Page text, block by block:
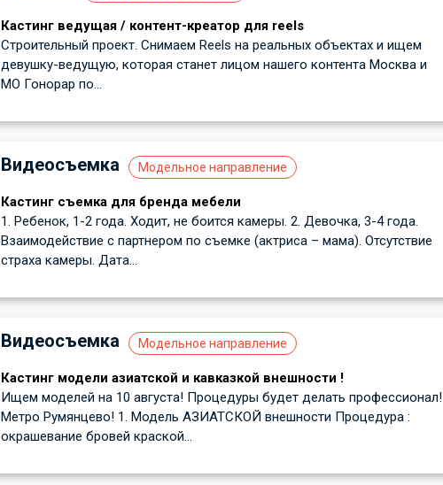
Кастинг ведущая / контент-креатор для reels
Строительный проект. Снимаем Reels на реальных объектах и ищем
девушку-ведущую, которая станет лицом нашего контента Москва и
МО Гонорар по...
Видеосъемка Модельное направление
Кастинг съемка для бренда мебели
1. Ребенок, 1-2 года. Ходит, не боится камеры. 2. Девочка, 3-4 года.
Взаимодействие с партнером по съемке (актриса – мама). Отсутствие
страха камеры. Дата...
Видеосъемка Модельное направление
Кастинг модели азиатской и кавказкой внешности !
Ищем моделей на 10 августа! Процедуры будет делать профессионал!
Метро Румянцево! 1. Модель АЗИАТСКОЙ внешности Процедура :
окрашевание бровей краской...